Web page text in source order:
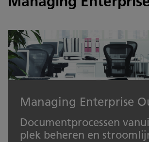
Managing Enterprise
Documentprocessen
plek beheren en